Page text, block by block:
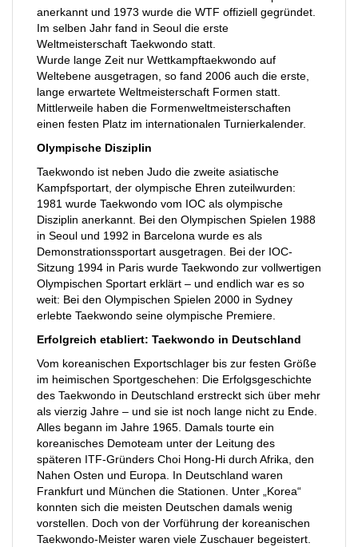
anerkannt und 1973 wurde die WTF offiziell gegründet.
Im selben Jahr fand in Seoul die erste
Weltmeisterschaft Taekwondo statt.
Wurde lange Zeit nur Wettkampftaekwondo auf
Weltebene ausgetragen, so fand 2006 auch die erste,
lange erwartete Weltmeisterschaft Formen statt.
Mittlerweile haben die Formenweltmeisterschaften
einen festen Platz im internationalen Turnierkalender.
Olympische Disziplin
Taekwondo ist neben Judo die zweite asiatische
Kampfsportart, der olympische Ehren zuteilwurden:
1981 wurde Taekwondo vom IOC als olympische
Disziplin anerkannt. Bei den Olympischen Spielen 1988
in Seoul und 1992 in Barcelona wurde es als
Demonstrationssportart ausgetragen. Bei der IOC-
Sitzung 1994 in Paris wurde Taekwondo zur vollwertigen
Olympischen Sportart erklärt – und endlich war es so
weit: Bei den Olympischen Spielen 2000 in Sydney
erlebte Taekwondo seine olympische Premiere.
Erfolgreich etabliert: Taekwondo in Deutschland
Vom koreanischen Exportschlager bis zur festen Größe
im heimischen Sportgeschehen: Die Erfolgsgeschichte
des Taekwondo in Deutschland erstreckt sich über mehr
als vierzig Jahre – und sie ist noch lange nicht zu Ende.
Alles begann im Jahre 1965. Damals tourte ein
koreanisches Demoteam unter der Leitung des
späteren ITF-Gründers Choi Hong-Hi durch Afrika, den
Nahen Osten und Europa. In Deutschland waren
Frankfurt und München die Stationen. Unter „Korea“
konnten sich die meisten Deutschen damals wenig
vorstellen. Doch von der Vorführung der koreanischen
Taekwondo-Meister waren viele Zuschauer begeistert.